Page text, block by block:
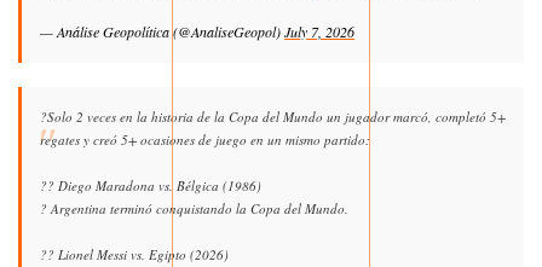
— Análise Geopolítica (@AnaliseGeopol)July 7, 2026
?Solo 2 veces en la historia de la Copa del Mundo un jugador marcó, completó 5+
regates y creó 5+ ocasiones de juego en un mismo partido:
?? Diego Maradona vs. Bélgica (1986)
? Argentina terminó conquistando la Copa del Mundo.
?? Lionel Messi vs. Egipto (2026)